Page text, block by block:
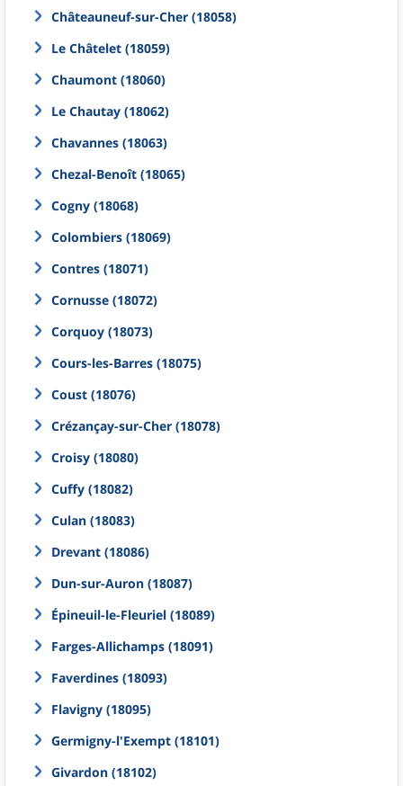
Châteauneuf-sur-Cher (18058)
Le Châtelet (18059)
Chaumont (18060)
Le Chautay (18062)
Chavannes (18063)
Chezal-Benoît (18065)
Cogny (18068)
Colombiers (18069)
Contres (18071)
Cornusse (18072)
Corquoy (18073)
Cours-les-Barres (18075)
Coust (18076)
Crézançay-sur-Cher (18078)
Croisy (18080)
Cuffy (18082)
Culan (18083)
Drevant (18086)
Dun-sur-Auron (18087)
Épineuil-le-Fleuriel (18089)
Farges-Allichamps (18091)
Faverdines (18093)
Flavigny (18095)
Germigny-l'Exempt (18101)
Givardon (18102)